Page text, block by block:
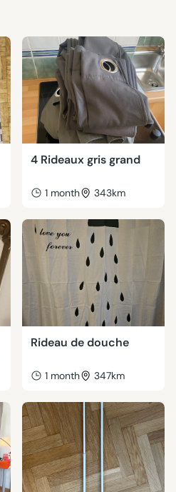
4 Rideaux gris grand
1 month 343km
Rideau de douche
1 month 347km